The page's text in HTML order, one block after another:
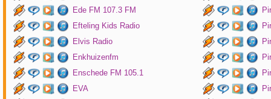
Ede FM 107.3 FM
Efteling Kids Radio
Elvis Radio
Enkhuizenfm
Enschede FM 105.1
EVA